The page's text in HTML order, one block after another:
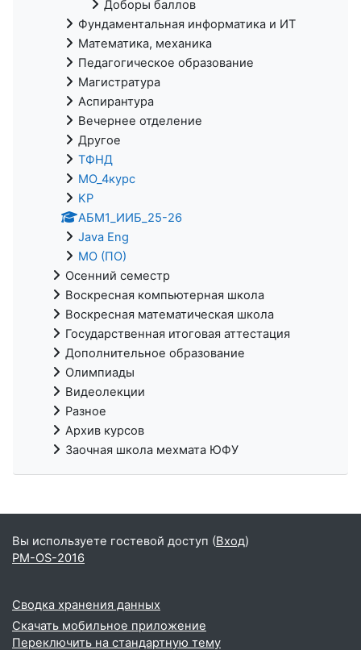
Доборы баллов
Фундаментальная информатика и ИТ
Математика, механика
Педагогическое образование
Магистратура
Аспирантура
Вечернее отделение
Другое
ТФНД
МО_4курс
KP
АБМ1_ИИБ_25-26
Java Eng
МО (ПО)
Осенний семестр
Воскресная компьютерная школа
Воскресная математическая школа
Государственная итоговая аттестация
Дополнительное образование
Олимпиады
Видеолекции
Разное
Архив курсов
Заочная школа мехмата ЮФУ
Вы используете гостевой доступ (Вход)
PM-OS-2016
Сводка хранения данных
Скачать мобильное приложение
Переключить на стандартную тему